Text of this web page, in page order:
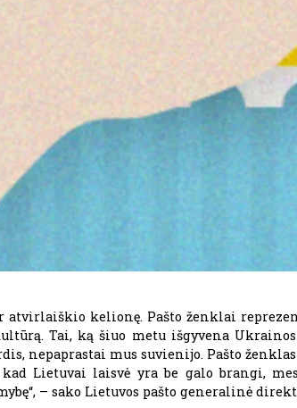
atvirlaiškio kelionę. Pašto ženklai
Tai, ką šiuo metu išgyvena
nepaprastai mus suvienijo. Pašto
Lietuvai laisvė yra be galo brangi,
– sako Lietuvos pašto generalinė